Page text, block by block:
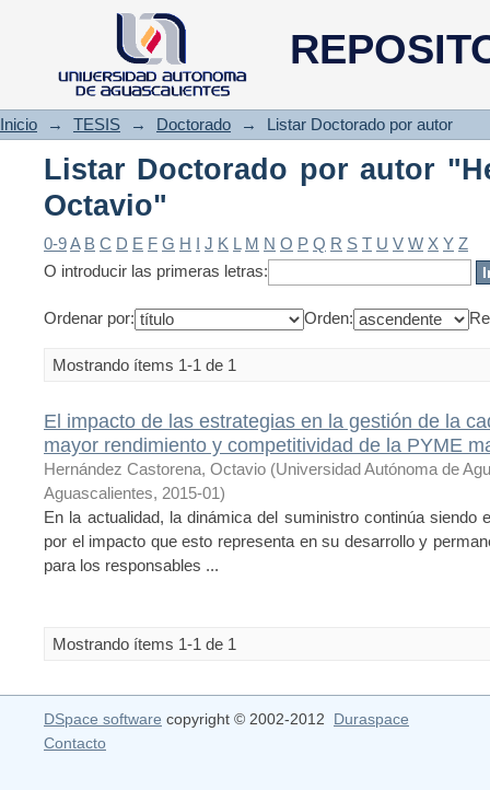
Listar Doctorado por autor
Inicio → TESIS → Doctorado → Listar Doctorado por autor
Listar Doctorado por autor
Octavio"
0-9A B C D E F G H I J K L M N O P Q R S T U V W X Y Z
O introducir las primeras letras:
Ordenar por: Orden:
Mostrando ítems 1-1 de 1
El impacto de las estrategias en la gestión de la
mayor rendimiento y competitividad de la PYME
Hernández Castorena, Octavio (Universidad Autónoma de
Aguascalientes, 2015-01)
En la actualidad, la dinámica del suministro continúa siendo
por el impacto que esto representa en su desarrollo y
para los responsables ...
Mostrando ítems 1-1 de 1
DSpace software copyright © 2002-2012 Duraspace
Contacto